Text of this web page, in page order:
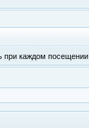
при каждом посещении